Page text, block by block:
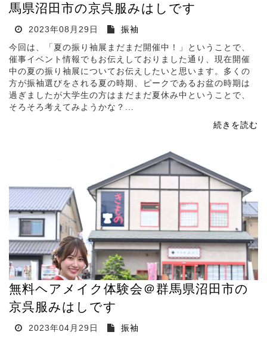
馬県沼田市の京呉服みはしです
2023年08月29日
振袖
今回は、「夏の振り袖展まだまだ開催中！」ということで、
催事イベント情報でもお伝えしておりました通り、現在開催
中の夏の振り袖展についてお伝えしたいと思います。多くの
方が振袖選びをされる夏の時期、ピークであるお盆の時期は
過ぎましたが大学生の方はまだまだ夏休み中ということで、
そろそろ考えてみようかな？...
続きを読む
無料ヘアメイク体験会＠群馬県沼田市の
京呉服みはしです
2023年04月29日
振袖